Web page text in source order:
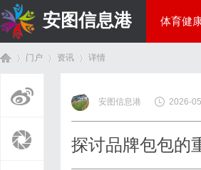
安图信息港 体育健
门户 资讯
›
详情
安图信息港 2026-
探讨品牌包包的